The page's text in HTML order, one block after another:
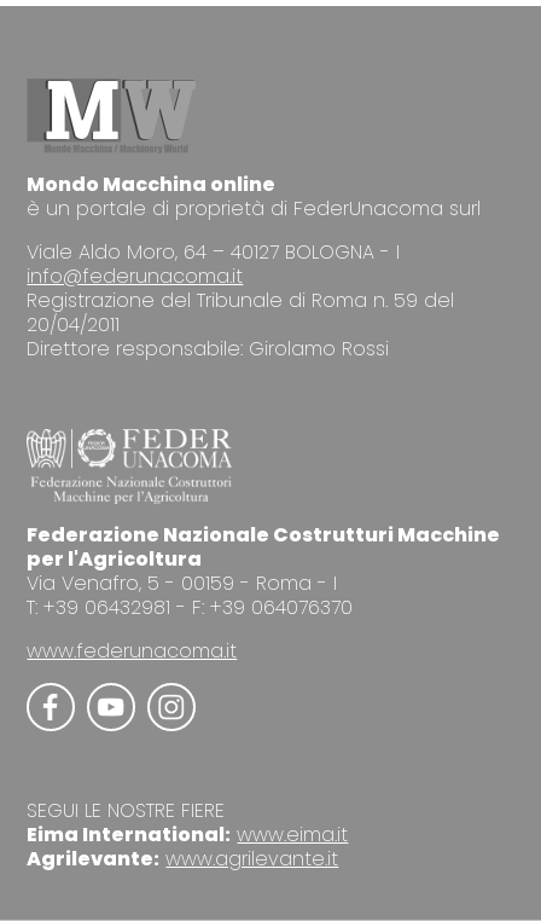
Mondo Macchina online
è un portale di proprietà di FederUnacoma surl
Viale Aldo Moro, 64 – 40127 BOLOGNA - I
info@federunacoma.it
Registrazione del Tribunale di Roma n. 59 del
20/04/2011
Direttore responsabile: Girolamo Rossi
Federazione Nazionale Costrutturi Macchine
per l'Agricoltura
Via Venafro, 5 - 00159 - Roma - I
T: +39 06432981 - F: +39 064076370
www.federunacoma.it
SEGUI LE NOSTRE FIERE
Eima International: www.eima.it
Agrilevante: www.agrilevante.it